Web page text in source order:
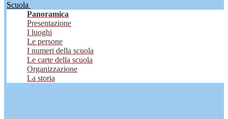
Scuola
Panoramica
Presentazione
I luoghi
Le persone
I numeri della scuola
Le carte della scuola
Organizzazione
La storia